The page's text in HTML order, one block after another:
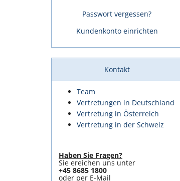
Passwort vergessen?
Kundenkonto einrichten
Kontakt
Team
Vertretungen in Deutschland
Vertretung in Österreich
Vertretung in der Schweiz
Haben Sie Fragen?
Sie ereichen uns unter
+45 8685 1800
oder per E-Mail